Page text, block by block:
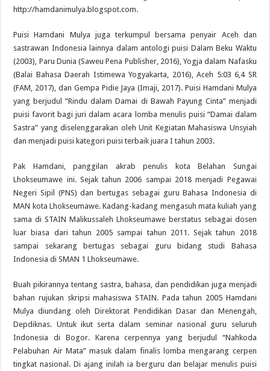
http://hamdanimulya.blogspot.com.
Puisi Hamdani Mulya juga terkumpul bersama penyair Aceh dan
sastrawan Indonesia lainnya dalam antologi puisi Dalam Beku Waktu
(2003), Paru Dunia (Saweu Pena Publisher, 2016), Yogja dalam Nafasku
(Balai Bahasa Daerah Istimewa Yogyakarta, 2016), Aceh 5:03 6,4 SR
(FAM, 2017), dan Gempa Pidie Jaya (Imaji, 2017). Puisi Hamdani Mulya
yang berjudul “Rindu dalam Damai di Bawah Payung Cinta” menjadi
puisi favorit bagi juri dalam acara lomba menulis puisi “Damai dalam
Sastra” yang diselenggarakan oleh Unit Kegiatan Mahasiswa Unsyiah
dan menjadi puisi kategori puisi terbaik juara I tahun 2003.
Pak Hamdani, panggilan akrab penulis kota Belahan Sungai
Lhokseumawe ini. Sejak tahun 2006 sampai 2018 menjadi Pegawai
Negeri Sipil (PNS) dan bertugas sebagai guru Bahasa Indonesia di
MAN kota Lhokseumawe. Kadang-kadang mengasuh mata kuliah yang
sama di STAIN Malikussaleh Lhokseumawe berstatus sebagai dosen
luar biasa dari tahun 2005 sampai tahun 2011. Sejak tahun 2018
sampai sekarang bertugas sebagai guru bidang studi Bahasa
Indonesia di SMAN 1 Lhokseumawe.
Buah pikirannya tentang sastra, bahasa, dan pendidikan juga menjadi
bahan rujukan skripsi mahasiswa STAIN. Pada tahun 2005 Hamdani
Mulya diundang oleh Direktorat Pendidikan Dasar dan Menengah,
Depdiknas. Untuk ikut serta dalam seminar nasional guru seluruh
Indonesia di Bogor. Karena cerpennya yang berjudul “Nahkoda
Pelabuhan Air Mata” masuk dalam finalis lomba mengarang cerpen
tingkat nasional. Di ajang inilah ia berguru dan belajar menulis puisi